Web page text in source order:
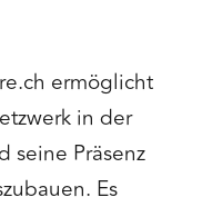
ermöglicht
in der
seine Präsenz
Es